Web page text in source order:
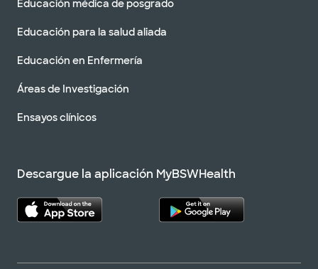
Educación médica de posgrado
Educación para la salud aliada
Educación en Enfermería
Áreas de Investigación
Ensayos clínicos
Descargue la aplicación MyBSWHealth